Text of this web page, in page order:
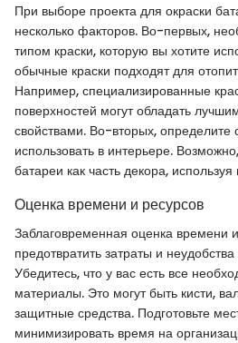
При выборе проекта для окраски
несколько факторов. Во-первых,
типом краски, которую вы хотите
обычные краски подходят для
Например, специализированные
поверхностей могут обладать
свойствами. Во-вторых, определите
использовать в интерьере.
батареи как часть декора,
Оценка времени и ресурсов
Заблаговременная оценка времени
предотвратить затраты и
Убедитесь, что у вас есть все
материалы. Это могут быть кисти,
защитные средства. Подготовьте
минимизировать время на